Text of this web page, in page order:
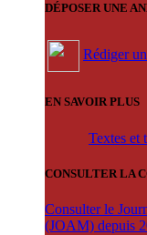
DÉPOSER UNE
Rédiger
EN SAVOIR PLUS
Textes et
CONSULTER LA
Consulter le
(JOAM) depuis